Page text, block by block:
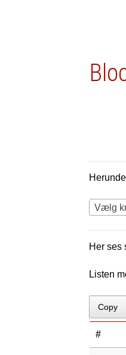
Vælg
Her ses
Listen
Copy
#